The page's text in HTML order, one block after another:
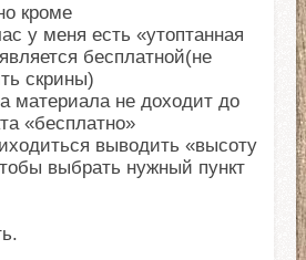
кроме
у меня есть «утоптанная
бесплатной(не
скрины)
материала не доходит до
«бесплатно»
выводить «высоту
выбрать нужный пункт